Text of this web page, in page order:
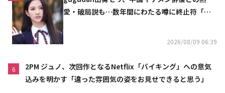
愛・破局説も…数年間にわたる噂に終止符「邪
2026/08/09 06:39
6
2PM ジュノ、次回作となるNetflix「バイキング」への意気
込みを明かす「違った雰囲気の姿をお見せできると思う」